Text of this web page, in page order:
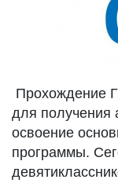
Прохождение
для получения
освоение
программы.